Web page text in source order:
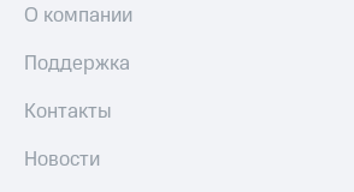
О компании
Поддержка
Контакты
Новости